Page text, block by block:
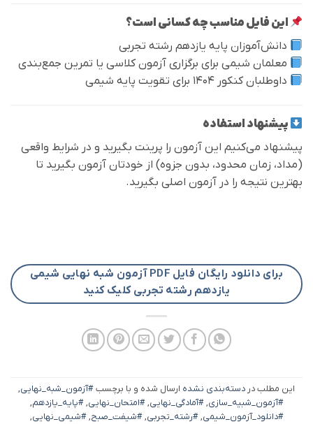
این فایل مناسب چه کسانی است؟
دانش‌آموزان پایه یازدهم رشته تجربی
معلمان شیمی برای برگزاری آزمون کلاسی یا تمرین جمع‌بندی
داوطلبان کنکور ۱۴۰۴ برای تقویت پایه شیمی
پیشنهاد استفاده
پیشنهاد می‌کنیم این آزمون را پرینت بگیرید و در شرایط واقعی
(مداد، زمان محدود، بدون جزوه) از خودتان آزمون بگیرید تا
بهترین نتیجه را در آزمون اصلی بگیرید.
برای دانلود رایگان فایل PDF آزمون شبه نهایی شیمی
یازدهم رشته تجربی کلیک کنید
این مطلب در دسته‌بندی نشده ارسال شده و با برچسب#آزمون_شبه_نهایی,
#آزمون_شبیه_سازی,#آمادگی_نهایی,#امتحان_نهایی,#پایه_یازدهم,
#دانلود_آزمون_شیمی,#رشته_تجربی,#شیفت_صبح,#شیمی_نهایی,